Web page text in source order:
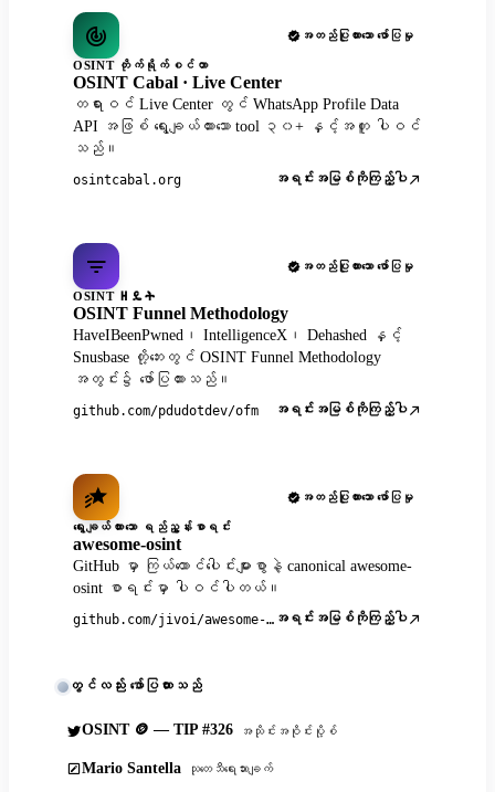
အတည်ပြုထားသော ဖော်ပြမှု
OSINT တိုက်ရိုက်စင်တာ
OSINT Cabal · Live Center
တရားဝင် Live Center တွင် WhatsApp Profile Data
API အဖြစ် ရွေးချယ်ထားသော tool ၃၀+ နှင့်အတူ ပါဝင်
သည်။
osintcabal.org အရင်းအမြစ်ကိုကြည့်ပါ
အတည်ပြုထားသော ဖော်ပြမှု
OSINT ዘዴት
OSINT Funnel Methodology
HaveIBeenPwned၊ IntelligenceX၊ Dehashed နှင့်
Snusbase တို့ဘေးတွင် OSINT Funnel Methodology
အတွင်း၌ ဖော်ပြထားသည်။
github.com/pdudotdev/ofm အရင်းအမြစ်ကိုကြည့်ပါ
အတည်ပြုထားသော ဖော်ပြမှု
ရွေးချယ်ထားသော ရည်ညွှန်းစာရင်း
awesome-osint
GitHub မှာ ကြယ်ထောင်ပေါင်းများစွာနဲ့ canonical awesome-
osint စာရင်းမှာ ပါဝင်ပါတယ်။
github.com/jivoi/awesome-osint အရင်းအမြစ်ကိုကြည့်ပါ
တွင်လည်း ဖော်ပြထားသည်
OSINT 🪙 — TIP #326 အသိုင်းအဝိုင်းပို့စ်
Mario Santella သုတေသီရေးသားချက်